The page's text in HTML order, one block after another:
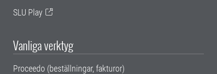
SLU Play
Vanliga verktyg
Proceedo (beställningar, fakturor)